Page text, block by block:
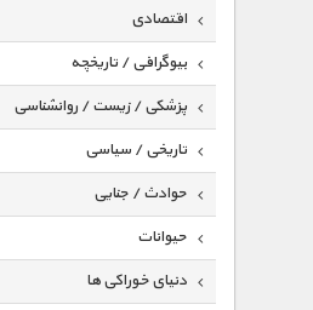
اقتصادی
بیوگرافی / تاریخچه
پزشکی / زیست / روانشناسی
تاریخی / سیاسی
حوادث / جنایی
حیوانات
دنیای خوراکی ها